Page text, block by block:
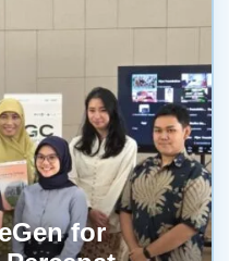
for